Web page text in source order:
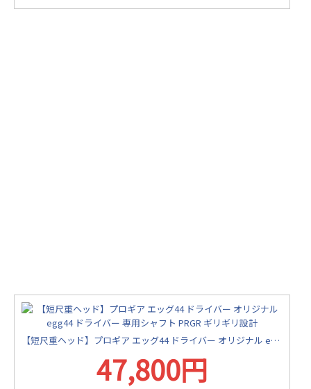
【短尺重ヘッド】プロギア エッグ44 ドライバー オリジナル egg44 ドライバー 専用シャフト PRGR ギリギリ設計
47,800円